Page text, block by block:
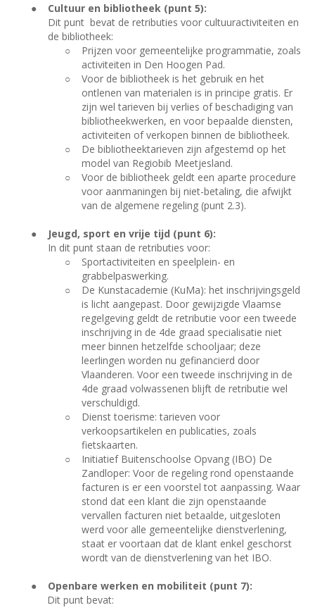
●
Cultuur en bibliotheek (punt 5):
Dit punt bevat de retributies voor cultuuractiviteiten en
de bibliotheek:
○
Prijzen voor gemeentelijke programmatie, zoals
activiteiten in Den Hoogen Pad.
○
Voor de bibliotheek is het gebruik en het
ontlenen van materialen is in principe gratis. Er
zijn wel tarieven bij verlies of beschadiging van
bibliotheekwerken, en voor bepaalde diensten,
activiteiten of verkopen binnen de bibliotheek.
○
De bibliotheektarieven zijn afgestemd op het
model van Regiobib Meetjesland.
○
Voor de bibliotheek geldt een aparte procedure
voor aanmaningen bij niet-betaling, die afwijkt
van de algemene regeling (punt 2.3).
●
Jeugd, sport en vrije tijd (punt 6):
In dit punt staan de retributies voor:
○
Sportactiviteiten en speelplein- en
grabbelpaswerking.
○
De Kunstacademie (KuMa): het inschrijvingsgeld
is licht aangepast. Door gewijzigde Vlaamse
regelgeving geldt de retributie voor een tweede
inschrijving in de 4de graad specialisatie niet
meer binnen hetzelfde schooljaar; deze
leerlingen worden nu gefinancierd door
Vlaanderen. Voor een tweede inschrijving in de
4de graad volwassenen blijft de retributie wel
verschuldigd.
○
Dienst toerisme: tarieven voor
verkoopsartikelen en publicaties, zoals
fietskaarten.
○
Initiatief Buitenschoolse Opvang (IBO) De
Zandloper: Voor de regeling rond openstaande
facturen is er een voorstel tot aanpassing. Waar
stond dat een klant die zijn openstaande
vervallen facturen niet betaalde, uitgesloten
werd voor alle gemeentelijke dienstverlening,
staat er voortaan dat de klant enkel geschorst
wordt van de dienstverlening van het IBO.
●
Openbare werken en mobiliteit (punt 7):
Dit punt bevat: